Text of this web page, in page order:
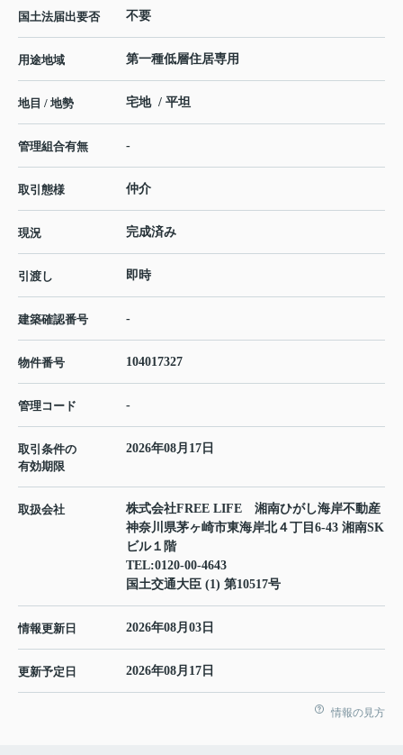
国土法届出要否 不要
用途地域 第一種低層住居専用
地目 / 地勢 宅地 / 平坦
管理組合有無 -
取引態様 仲介
現況 完成済み
引渡し 即時
建築確認番号 -
物件番号 104017327
管理コード -
取引条件の
有効期限
2026年08月17日
取扱会社
株式会社FREE LIFE 湘南ひがし海岸不動産
神奈川県茅ヶ崎市東海岸北４丁目6-43 湘南SK
ビル１階
TEL:0120-00-4643
国土交通大臣 (1) 第10517号
情報更新日 2026年08月03日
更新予定日 2026年08月17日
情報の見方